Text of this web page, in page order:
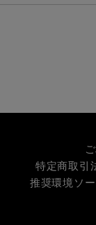
特定商取引
推奨環境 ソ